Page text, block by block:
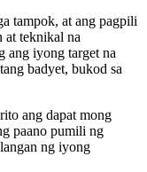
tampok, at ang pagpili
at teknikal na
ang iyong target na
badyet, bukod sa
ang dapat mong
paano pumili ng
ng iyong